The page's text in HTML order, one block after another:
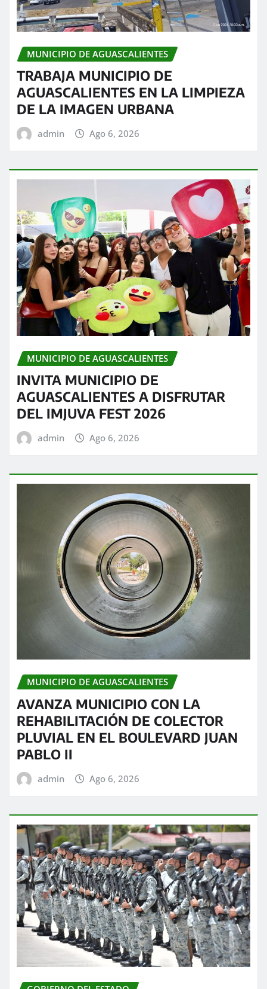
MUNICIPIO DE AGUASCALIENTES
TRABAJA MUNICIPIO DE
AGUASCALIENTES EN LA LIMPIEZA
DE LA IMAGEN URBANA
admin Ago 6, 2026
MUNICIPIO DE AGUASCALIENTES
INVITA MUNICIPIO DE
AGUASCALIENTES A DISFRUTAR
DEL IMJUVA FEST 2026
admin Ago 6, 2026
MUNICIPIO DE AGUASCALIENTES
AVANZA MUNICIPIO CON LA
REHABILITACIÓN DE COLECTOR
PLUVIAL EN EL BOULEVARD JUAN
PABLO II
admin Ago 6, 2026